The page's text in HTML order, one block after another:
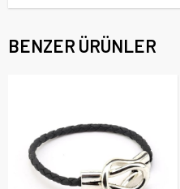
BENZER ÜRÜNLER